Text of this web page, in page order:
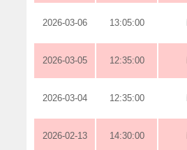
2026-03-06 13:05:00
2026-03-05 12:35:00
2026-03-04 12:35:00
2026-02-13 14:30:00